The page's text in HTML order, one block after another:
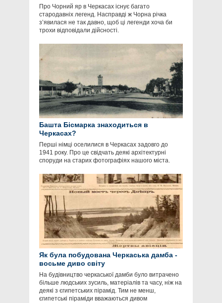
Про Чорний яр в Черкасах існує багато
стародавніх легенд. Насправді ж Чорна річка
з’явилася не так давно, щоб ці легенди хоча би
трохи відповідали дійсності.
Башта Бісмарка знаходиться в
Черкасах?
Перші німці оселилися в Черкасах задовго до
1941 року. Про це свідчать деякі архітектурні
споруди на старих фотографіях нашого міста.
Як була побудована Черкаська дамба -
восьме диво світу
На будівництво черкаської дамби було витрачено
більше людських зусиль, матеріалів та часу, ніж на
деякі з єгипетських пірамід. Тим не менш,
єгипетські піраміди вважаються дивом